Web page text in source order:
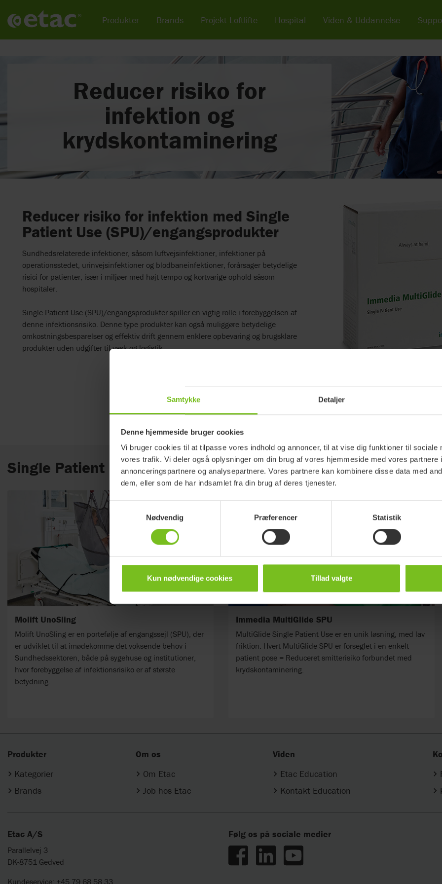
Samtykke Detaljer
Denne hjemmeside bruger cookies
Vi bruger cookies til at tilpasse vores indhold og annoncer, til at vise dig funktioner til sociale
vores trafik. Vi deler også oplysninger om din brug af vores hjemmeside med vores partnere
annonceringspartnere og analysepartnere. Vores partnere kan kombinere disse data med
dem, eller som de har indsamlet fra din brug af deres tjenester.
Samtykkevalg
Nødvendig
Præferencer Statistik
Kun nødvendige cookies Tillad valgte
Reducer risiko for
infektion og
krydskontaminering
Reducer risiko for infektion med Single
Patient Use (SPU)/engangsprodukter
Sundhedsrelaterede infektioner, såsom luftvejsinfektioner, infektioner på
operationsstedet, urinvejsinfektioner og blodbaneinfektioner, forårsager betydelige
risici for patienter, især i miljøer med højt tempo og kortvarige ophold såsom
hospitaler.
Single Patient Use (SPU)/engangsprodukter spiller en vigtig rolle i forebyggelsen af ​​
denne infektionsrisiko. Denne type produkter kan også muliggøre betydelige
omkostningsbesparelser og effektiv drift gennem enklere opbevaring og brugsklare
produkter uden udgifter til vask og logistik.
Single Patient Use (SPU) produkter
Molift UnoSling
Molift UnoSling er en portefølje af engangssejl (SPU), der
er udviklet til at imødekomme det voksende behov i
Sundhedssektoren, både på sygehuse og institutioner,
hvor forebyggelse af infektionsrisiko er af største
betydning.
Immedia MultiGlide SPU
MultiGlide Single Patient Use er en unik løsning, med lav
friktion. Hvert MultiGlide SPU er forseglet i en enkelt
patient pose = Reduceret smitterisiko forbundet med
krydskontaminering.
Produkter
Kategorier
Brands
Om os
Om Etac
Job hos Etac
Viden
Etac Education
Kontakt Education
Etac A/S
Parallelvej 3
DK-8751 Gedved
Kundeservice: +45 79 68 58 33
Følg os på sociale medier
Produkter Brands Projekt Loftlifte Hospital Viden & Uddannelse